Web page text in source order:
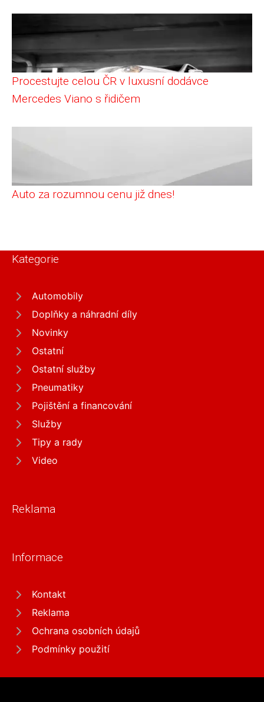
Procestujte celou ČR v luxusní dodávce
Mercedes Viano s řidičem
Auto za rozumnou cenu již dnes!
Kategorie
Automobily
Doplňky a náhradní díly
Novinky
Ostatní
Ostatní služby
Pneumatiky
Pojištění a financování
Služby
Tipy a rady
Video
Reklama
Informace
Kontakt
Reklama
Ochrana osobních údajů
Podmínky použití